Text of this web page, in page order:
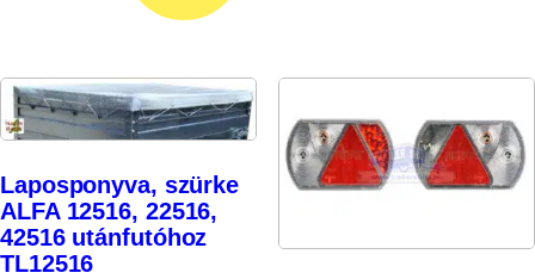
Laposponyva, szürke
ALFA 12516, 22516,
42516 utánfutóhoz
TL12516